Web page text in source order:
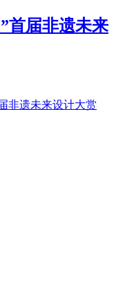
首届非遗未来
非遗未来设计大赏